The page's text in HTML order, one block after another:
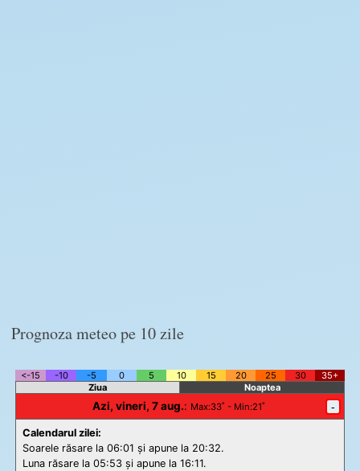
Prognoza meteo pe 10 zile
<-15 -10 -5 0 5 10 15 20 25 30
35+
Ziua
Noaptea
Azi, vineri, 7 aug.: Max:33˚ - Min:21˚ -
Calendarul zilei:
Soarele răsare la 06:01 și apune la 20:32.
Luna răsare la 05:53 și apune la 16:11.